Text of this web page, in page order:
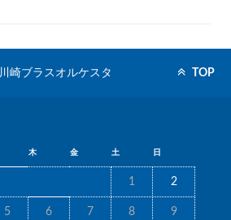
川崎ブラスオルケスタ TOP
木 金 土 日
1 2
5 6 7 8 9